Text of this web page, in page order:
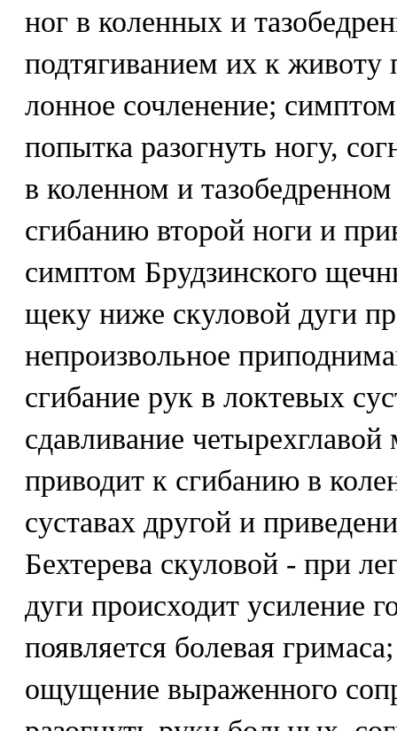
ног в коленных и
подтягиванием их к животу
лонное сочленение;
попытка разогнуть ногу,
в коленном и
сгибанию второй ноги и
симптом Брудзинского
щеку ниже скуловой дуги
непроизвольное
сгибание рук в локтевых
сдавливание
приводит к сгибанию в
суставах другой и
Бехтерева скуловой - при
дуги происходит усиление
появляется болевая
ощущение выраженного